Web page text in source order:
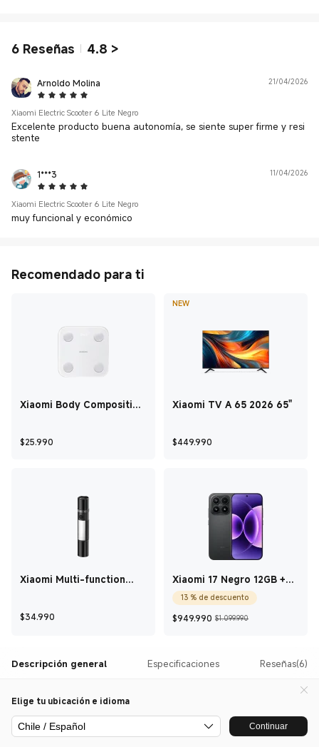
6 Reseñas 4.8 >
Arnoldo Molina
5 Star
21/04/2026
Xiaomi Electric Scooter 6 Lite Negro
Excelente producto buena autonomía, se siente super firme y resi
stente
1***3
5 Star
11/04/2026
Xiaomi Electric Scooter 6 Lite Negro
muy funcional y económico
Recomendado para ti
Xiaomi Body Composition
$25.990 Current Price $25.990
NEW
Xiaomi TV A 65 2026 65"
$449.990
Xiaomi Multi-function
$34.990 Current Price $34.990
Xiaomi 17 Negro 12GB +
256GB
13 % de descuento
$949.990 Current Price
$1.099.990Precio de
Descripción general Especificaciones Reseñas(6)